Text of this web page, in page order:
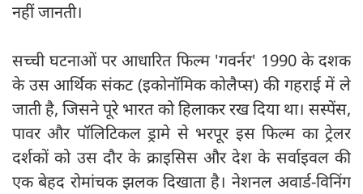
नहीं जानती।
सच्ची घटनाओं पर आधारित फिल्म 'गवर्नर' 1990 के दशक
के उस आर्थिक संकट (इकोनॉमिक कोलैप्स) की गहराई में ले
जाती है, जिसने पूरे भारत को हिलाकर रख दिया था। सस्पेंस,
पावर और पॉलिटिकल ड्रामे से भरपूर इस फिल्म का ट्रेलर
दर्शकों को उस दौर के क्राइसिस और देश के सर्वाइवल की
एक बेहद रोमांचक झलक दिखाता है। नेशनल अवार्ड-विनिंग